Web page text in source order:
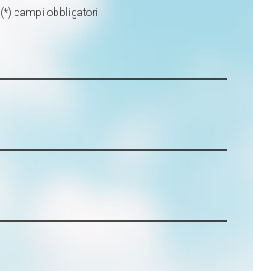
(*) campi obbligatori